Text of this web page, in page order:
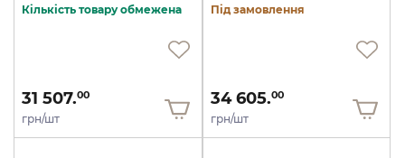
Кількість товару обмежена
31 507.00
грн/шт
Під замовлення
34 605.00
грн/шт